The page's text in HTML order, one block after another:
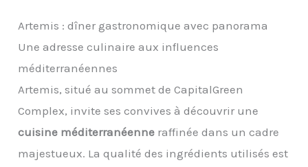
Artemis : dîner gastronomique avec panorama
Une adresse culinaire aux influences
méditerranéennes
Artemis, situé au sommet de CapitalGreen
Complex, invite ses convives à découvrir une
cuisine méditerranéenne raffinée dans un cadre
majestueux. La qualité des ingrédients utilisés est